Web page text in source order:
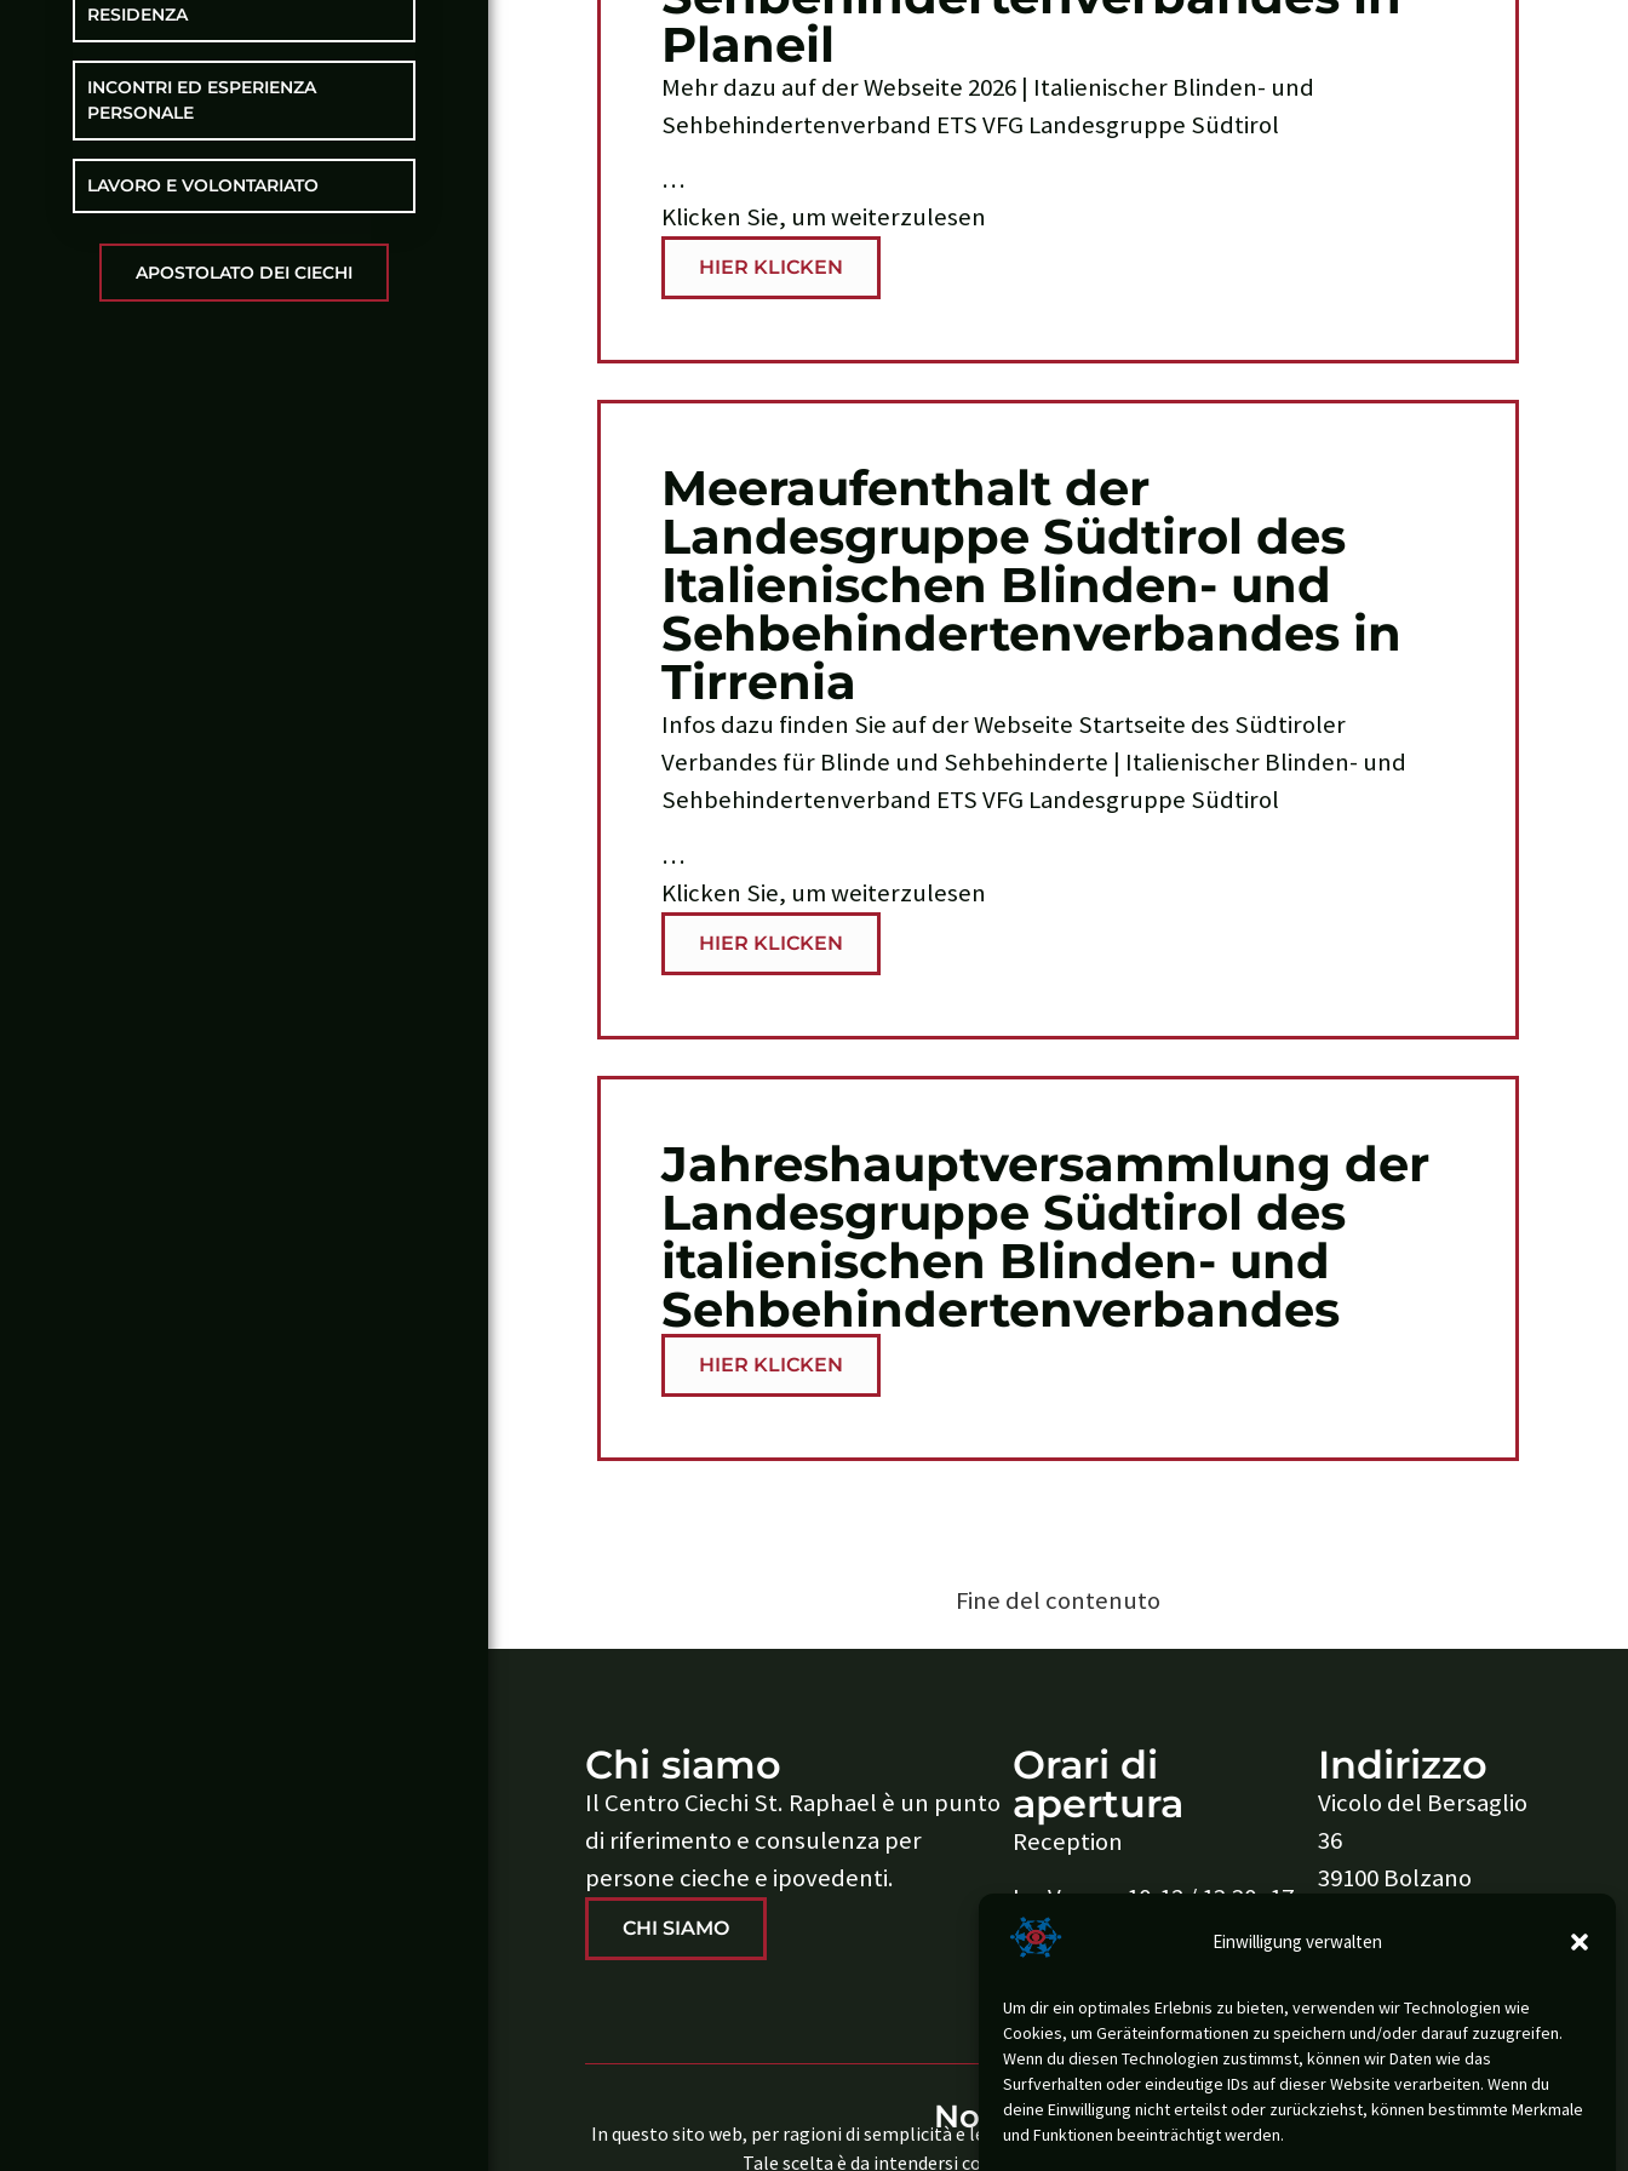
Einwilligung verwalten
Um dir ein optimales Erlebnis zu bieten, verwenden wir Technologien wie
Cookies, um Geräteinformationen zu speichern und/oder darauf zuzugreifen.
Wenn du diesen Technologien zustimmst, können wir Daten wie das
Surfverhalten oder eindeutige IDs auf dieser Website verarbeiten. Wenn du
deine Einwilligung nicht erteilst oder zurückziehst, können bestimmte Merkmale
und Funktionen beeinträchtigt werden.
RESIDENZA
INCONTRI ED ESPERIENZA
PERSONALE
LAVORO E VOLONTARIATO
APOSTOLATO DEI CIECHI
Planeil
Mehr dazu auf der Webseite 2026 | Italienischer Blinden- und
Sehbehindertenverband ETS VFG Landesgruppe Südtirol
…
Klicken Sie, um weiterzulesen
HIER KLICKEN
Meeraufenthalt der
Landesgruppe Südtirol des
Italienischen Blinden- und
Sehbehindertenverbandes in
Tirrenia
Infos dazu finden Sie auf der Webseite Startseite des Südtiroler
Verbandes für Blinde und Sehbehinderte | Italienischer Blinden- und
Sehbehindertenverband ETS VFG Landesgruppe Südtirol
…
Klicken Sie, um weiterzulesen
HIER KLICKEN
Jahreshauptversammlung der
Landesgruppe Südtirol des
italienischen Blinden- und
Sehbehindertenverbandes
HIER KLICKEN
Fine del contenuto
Chi siamo
Il Centro Ciechi St. Raphael è un punto
di riferimento e consulenza per
persone cieche e ipovedenti.
CHI SIAMO
Orari di
apertura
Reception
Lu-Ve: ore 10-12 / 13:30 -17
Indirizzo
Vicolo del Bersaglio
36
39100 Bolzano
Nota di genere:
In questo sito web, per ragioni di semplicità e leggibilità, si è fatto uso del genere maschile come forma generica.
Tale scelta è da intendersi come inclusiva e riferita a persone di tutti i generi.